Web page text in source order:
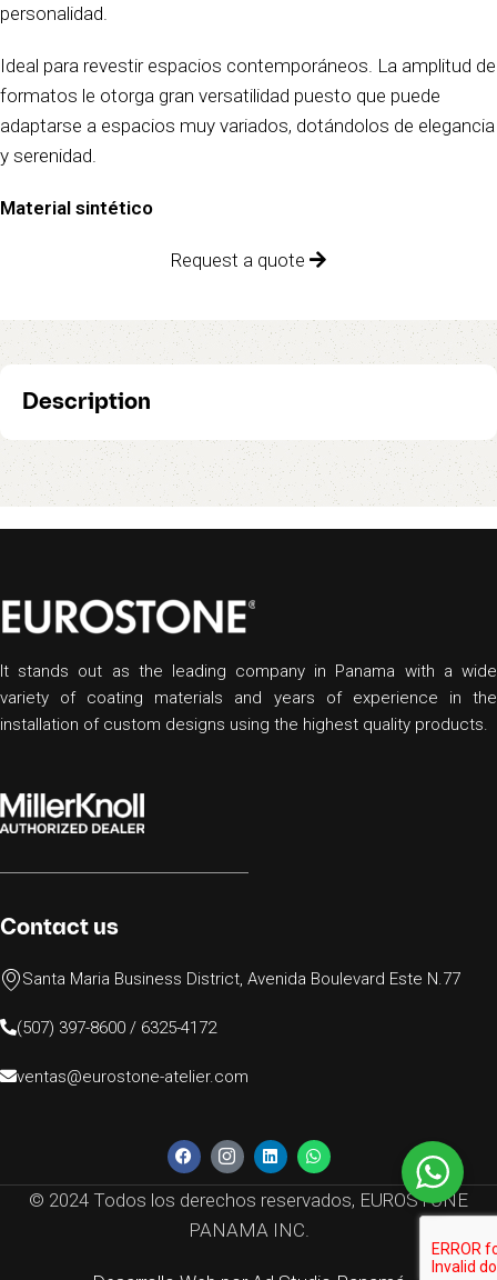
personalidad.
Ideal para revestir espacios contemporáneos. La amplitud de
formatos le otorga gran versatilidad puesto que puede
adaptarse a espacios muy variados, dotándolos de elegancia
y serenidad.
Material sintético
Request a quote
Description
It stands out as the leading company in Panama with a wide
variety of coating materials and years of experience in the
installation of custom designs using the highest quality products.
Contact us
Santa Maria Business District, Avenida Boulevard Este N.77
(507) 397-8600 / 6325-4172
ventas@eurostone-atelier.com
© 2024 Todos los derechos reservados, EUROSTONE
PANAMA INC.